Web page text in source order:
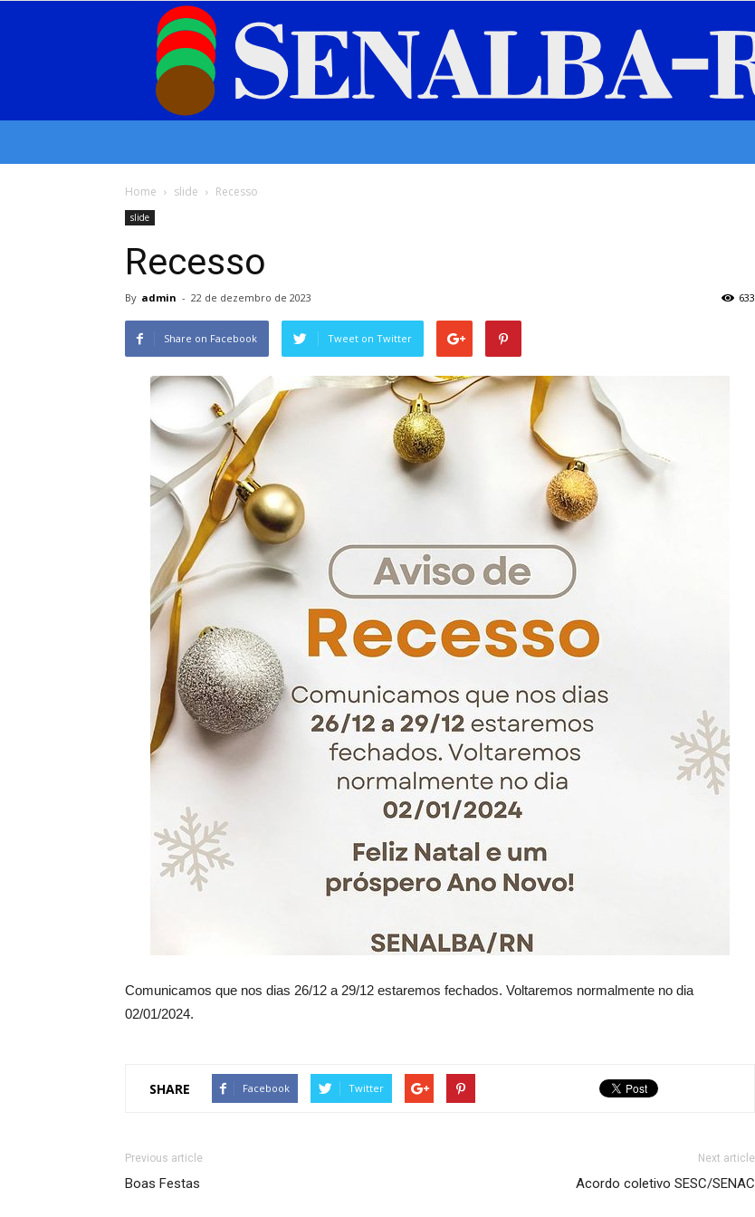
Home slide Recesso
slide
Recesso
By admin - 22 de dezembro de 2023 633
Share on Facebook Tweet on Twitter
Comunicamos que nos dias 26/12 a 29/12 estaremos fechados. Voltaremos normalmente no dia
02/01/2024.
SHARE Facebook Twitter
Previous article
Boas Festas
Next article
Acordo coletivo SESC/SENAC